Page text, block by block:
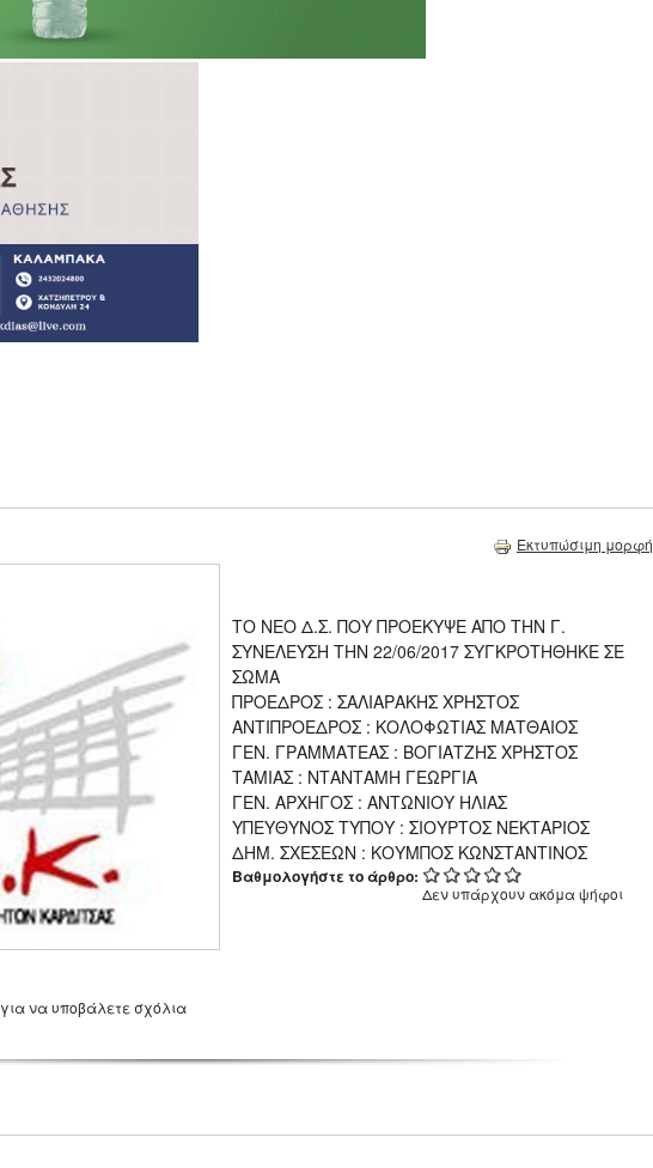
Εκτυπώσιμη μορφή
ΤΟ ΝΕΟ Δ.Σ. ΠΟΥ ΠΡΟΕΚΥΨΕ ΑΠΟ ΤΗΝ Γ.
ΣΥΝΕΛΕΥΣΗ ΤΗΝ 22/06/2017 ΣΥΓΚΡΟΤΗΘΗΚΕ ΣΕ
ΣΩΜΑ
ΠΡΟΕΔΡΟΣ : ΣΑΛΙΑΡΑΚΗΣ ΧΡΗΣΤΟΣ
ΑΝΤΙΠΡΟΕΔΡΟΣ : ΚΟΛΟΦΩΤΙΑΣ ΜΑΤΘΑΙΟΣ
ΓΕΝ. ΓΡΑΜΜΑΤΕΑΣ : ΒΟΓΙΑΤΖΗΣ ΧΡΗΣΤΟΣ
ΤΑΜΙΑΣ : ΝΤΑΝΤΑΜΗ ΓΕΩΡΓΙΑ
ΓΕΝ. ΑΡΧΗΓΟΣ : ΑΝΤΩΝΙΟΥ ΗΛΙΑΣ
ΥΠΕΥΘΥΝΟΣ ΤΥΠΟΥ : ΣΙΟΥΡΤΟΣ ΝΕΚΤΑΡΙΟΣ
ΔΗΜ. ΣΧΕΣΕΩΝ : ΚΟΥΜΠΟΣ ΚΩΝΣΤΑΝΤΙΝΟΣ
Βαθμολογήστε το άρθρο:
Δεν υπάρχουν ακόμα ψήφοι
για να υποβάλετε σχόλια